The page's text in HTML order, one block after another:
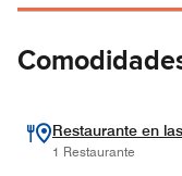
Restaurante en
1 Restaurante